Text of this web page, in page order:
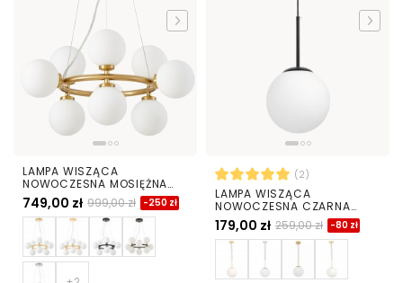
LAMPA WISZĄCA
NOWOCZESNA MOSIĘŻNA
BIAŁE KULE MARSIADA 9
749,00 zł 999,00 zł -250 zł
(2)
LAMPA WISZĄCA
NOWOCZESNA CZARNA
BIAŁA KULA FREDICA 20
179,00 zł 259,00 zł -80 zł